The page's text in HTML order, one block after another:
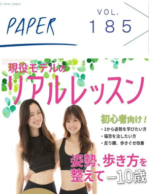
WANTED
ニュース
当社について
ABOUT
お問い合わせ
CONTACT
大阪/東京 080-4240-3971